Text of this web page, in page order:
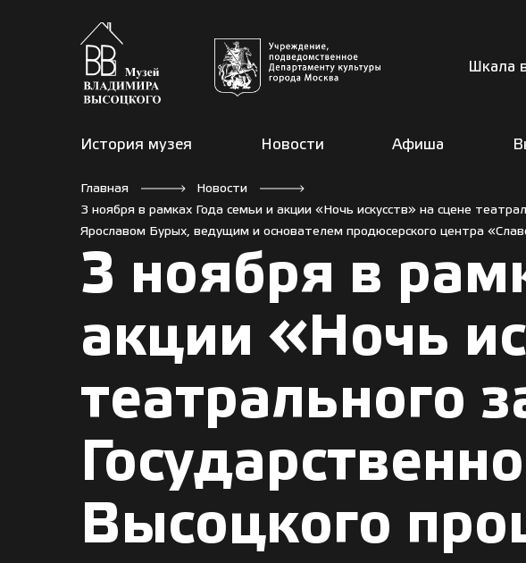
Шкала
История музея Новости Афиша
Главная
Новости
3 ноября в рамках Года семьи и акции «Ночь искусств» на сцене
Ярославом Бурых, ведущим и основателем продюсерского центра
3 ноября в
акции «Ночь
театрального
Высоцкого